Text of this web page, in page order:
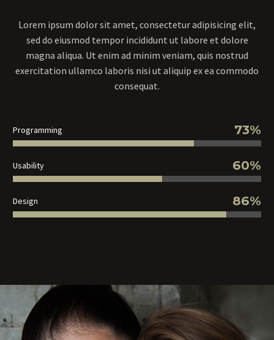
Lorem ipsum dolor sit amet, consectetur adipisicing elit,
sed do eiusmod tempor incididunt ut labore et dolore
magna aliqua. Ut enim ad minim veniam, quis nostrud
exercitation ullamco laboris nisi ut aliquip ex ea commodo
consequat.
Programming 73%
Usability 60%
Design 86%